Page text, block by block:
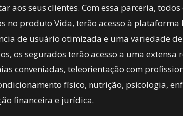
aos seus clientes. Com essa parceria,
no produto Vida, terão acesso à plataforma
de usuário otimizada e uma variedade
os segurados terão acesso a uma extensa
conveniadas, teleorientação com
físico, nutrição, psicologia,
financeira e jurídica.